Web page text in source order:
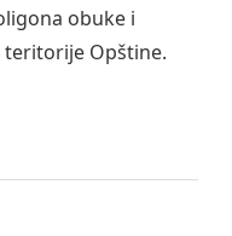
obuke i
teritorije Opštine.